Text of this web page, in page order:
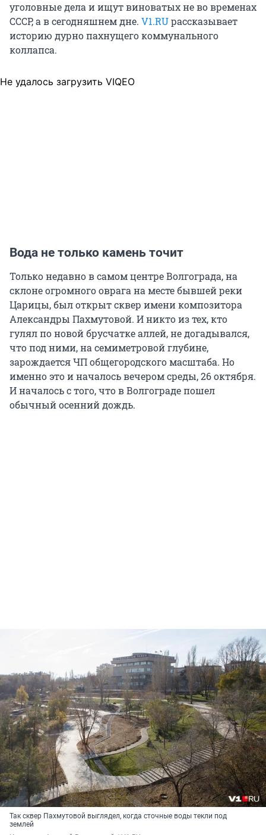
уголовные дела и ищут виноватых не во временах
СССР, а в сегодняшнем дне. V1.RUрассказывает
историю дурно пахнущего коммунального
коллапса.
Не удалось загрузить VIQEO
Вода не только камень точит
Только недавно в самом центре Волгограда, на
склоне огромного оврага на месте бывшей реки
Царицы, был открыт сквер имени композитора
Александры Пахмутовой. И никто из тех, кто
гулял по новой брусчатке аллей, не догадывался,
что под ними, на семиметровой глубине,
зарождается ЧП общегородского масштаба. Но
именно это и началось вечером среды, 26 октября.
И началось с того, что в Волгограде пошел
обычный осенний дождь.
Так сквер Пахмутовой выглядел, когда сточные воды текли под
землей